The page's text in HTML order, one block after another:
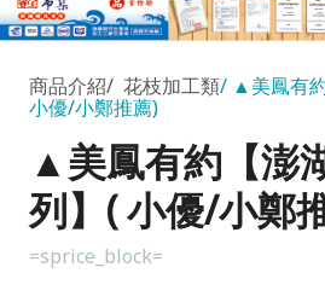
商品介紹 花枝加工類 ▲美鳳有
小優/小鄭推薦)
▲美鳳有約【澎
列】( 小優/小鄭
=sprice_block=